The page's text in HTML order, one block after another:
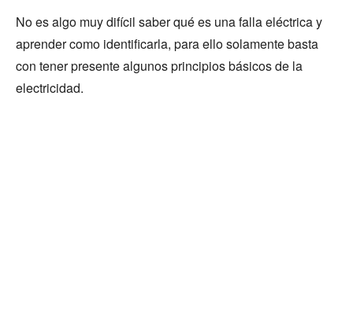
No es algo muy difícil saber qué es una falla eléctrica y
aprender como identificarla, para ello solamente basta
con tener presente algunos principios básicos de la
electricidad.